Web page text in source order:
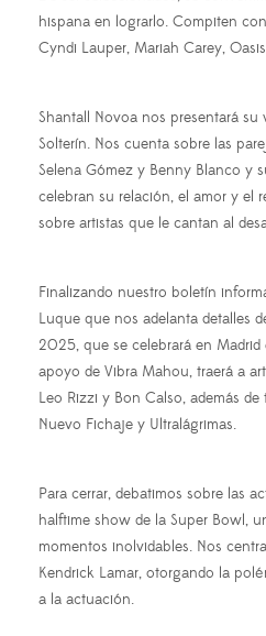
hispana en lograrlo. Compiten
Cyndi Lauper, Mariah Carey,
Shantall Novoa nos presentará su
Solterín. Nos cuenta sobre las
Selena Gómez y Benny Blanco y
celebran su relación, el amor y el
sobre artistas que le cantan al
Finalizando nuestro boletín
Luque que nos adelanta detalles
2025, que se celebrará en
apoyo de Vibra Mahou, traerá a
Leo Rizzi y Bon Calso, además
Nuevo Fichaje y Ultralágrimas.
Para cerrar, debatimos sobre las
halftime show de la Super Bowl,
momentos inolvidables. Nos
Kendrick Lamar, otorgando la
a la actuación.